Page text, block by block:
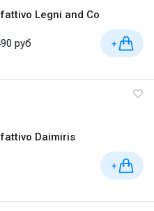
Legni and Co
руб +
Daimiris
+